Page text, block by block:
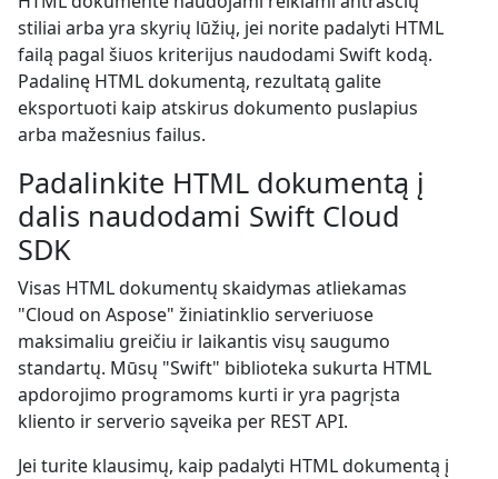
stiliai arba yra skyrių lūžių, jei norite padalyti HTML
failą pagal šiuos kriterijus naudodami Swift kodą.
Padalinę HTML dokumentą, rezultatą galite
eksportuoti kaip atskirus dokumento puslapius
arba mažesnius failus.
Padalinkite HTML dokumentą į
dalis naudodami Swift Cloud
SDK
Visas HTML dokumentų skaidymas atliekamas
"Cloud on Aspose" žiniatinklio serveriuose
maksimaliu greičiu ir laikantis visų saugumo
standartų. Mūsų "Swift" biblioteka sukurta HTML
apdorojimo programoms kurti ir yra pagrįsta
kliento ir serverio sąveika per REST API.
Jei turite klausimų, kaip padalyti HTML dokumentą į